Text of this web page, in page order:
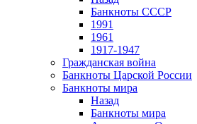
Банкноты СССР
1991
1961
1917-1947
Гражданская война
Банкноты Царской России
Банкноты мира
Назад
Банкноты мира